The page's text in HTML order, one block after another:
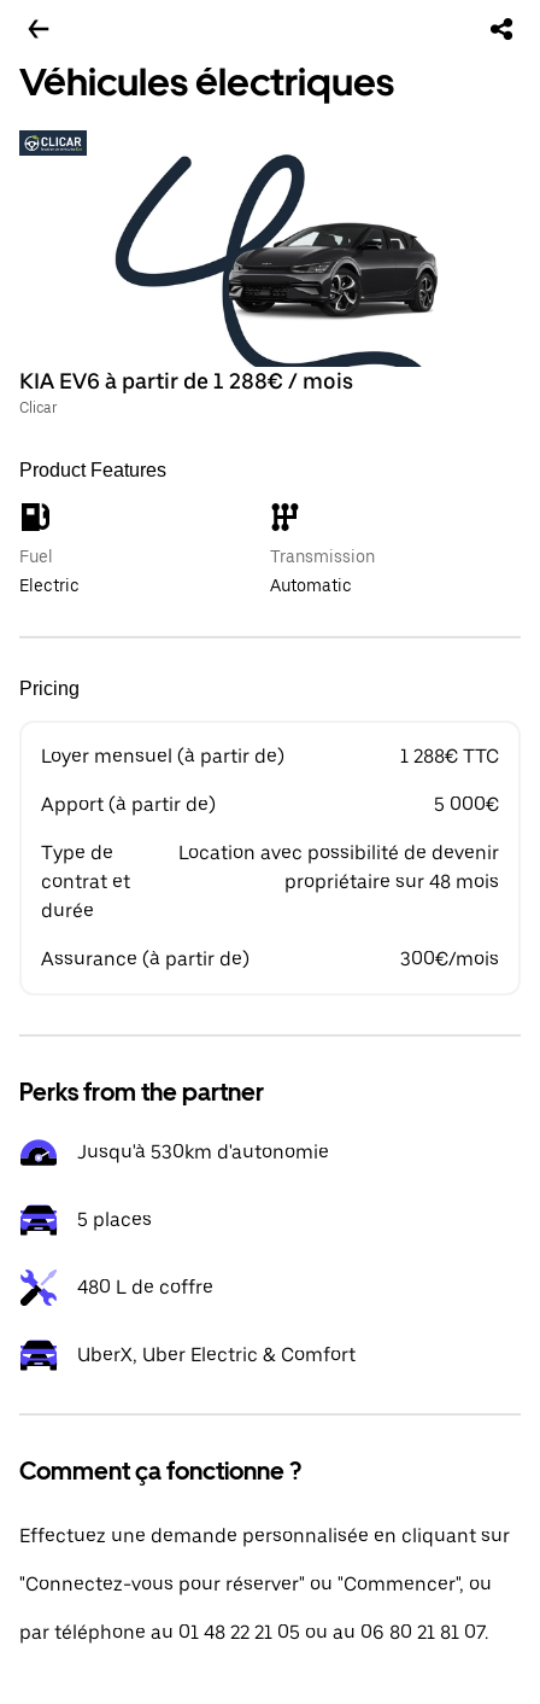
Véhicules électriques
KIA EV6 à partir de 1 288€ / mois
Clicar
Product Features
Fuel
Electric
Transmission
Automatic
Pricing
Loyer mensuel (à partir de) 1 288€ TTC
Apport (à partir de) 5 000€
Type de
contrat et
durée
Location avec possibilité de devenir
propriétaire sur 48 mois
Assurance (à partir de) 300€/mois
Perks from the partner
Jusqu'à 530km d'autonomie
5 places
480 L de coffre
UberX, Uber Electric & Comfort
Comment ça fonctionne ?
Effectuez une demande personnalisée en cliquant sur
"Connectez-vous pour réserver" ou "Commencer", ou
par téléphone au 01 48 22 21 05 ou au 06 80 21 81 07.